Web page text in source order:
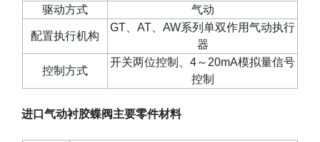
驱动方式
气动
配置执行机构
GT AT AW系列单双作用气动执行
器
控制方式
开关两位控制、 4～ 20mA模拟量信号
控制
进口气动衬胶蝶阀主要零件材料